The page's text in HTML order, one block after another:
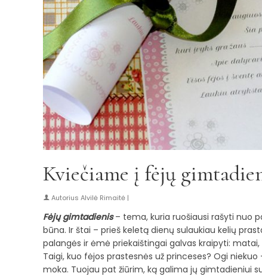
Kviečiame į fėjų
Autorius Alvilė Rimaitė |
Fėjų gimtadienis– tema, kuria ruošiausi rašyti nuo
būna. Ir štai – prieš keletą dienų sulaukiau kelių
palangės ir ėmė priekaištingai galvas kraipyti:
Taigi, kuo fėjos prastesnės už princeses? Ogi
moka. Tuojau pat žiūrim, ką galima jų gimtadieniui